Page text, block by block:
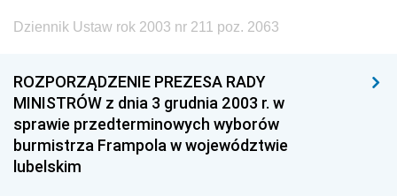
Dziennik Ustaw rok 2003 nr 211 poz. 2063
ROZPORZĄDZENIE PREZESA RADY
MINISTRÓW z dnia 3 grudnia 2003 r. w
sprawie przedterminowych wyborów
burmistrza Frampola w województwie
lubelskim